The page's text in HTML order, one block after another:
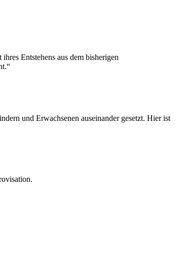
Entstehens aus dem bisherigen
und Erwachsenen auseinander gesetzt. Hier ist